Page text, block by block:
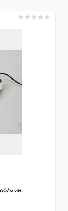
мин,